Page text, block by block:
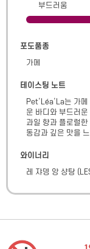
부드러움
포도품종
가메
테이스팅 노트
Pet’Léa’La는 가
운 바디와 부드러
과일 향과 플로럴
동감과 깊은 맛을
와이너리
레 쟈뎅 앙 샹탕 (